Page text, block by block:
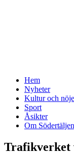
Hem
Nyheter
Kultur och nöje
Sport
Åsikter
Om